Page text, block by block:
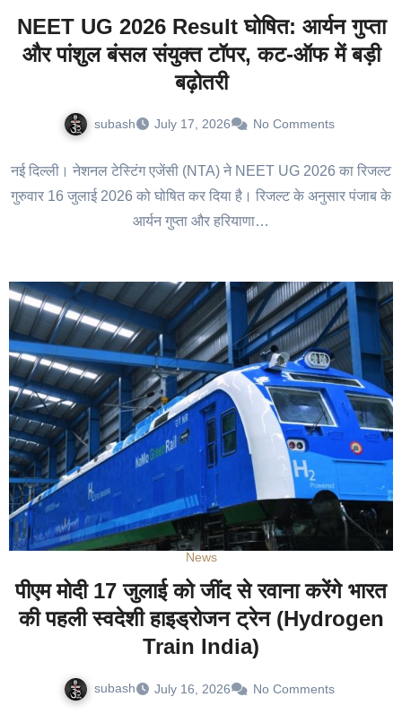
NEET UG 2026 Result घोषित: आर्यन गुप्ता
और पांशुल बंसल संयुक्त टॉपर, कट-ऑफ में बड़ी
बढ़ोतरी
subash July 17, 2026 No Comments
नई दिल्ली। नेशनल टेस्टिंग एजेंसी (NTA) ने NEET UG 2026 का रिजल्ट
गुरुवार 16 जुलाई 2026 को घोषित कर दिया है। रिजल्ट के अनुसार पंजाब के
आर्यन गुप्ता और हरियाणा…
News
पीएम मोदी 17 जुलाई को जींद से रवाना करेंगे भारत
की पहली स्वदेशी हाइड्रोजन ट्रेन (Hydrogen
Train India)
subash July 16, 2026 No Comments